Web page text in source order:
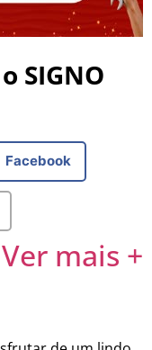
SIGNO
Facebook
Ver mais +